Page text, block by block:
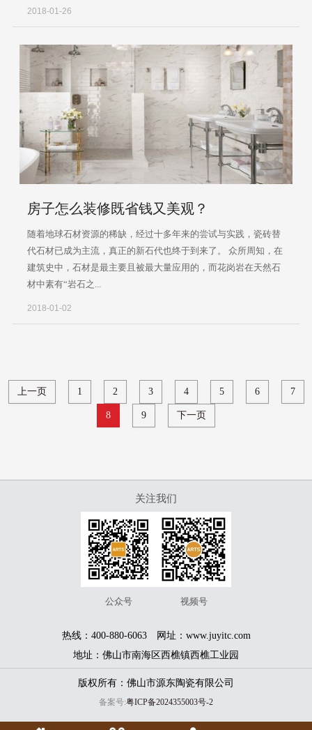
2018-01-26
房子怎么装修既省钱又美观？
随着地球石材资源的稀缺，经过十多年来的尝试与实践，瓷砖替
代石材已成为主流，真正的新石代也终于到来了。 众所周知，在
建筑史中，石材是最主要且被最大量应用的，而花岗岩在天然石
材中素有“岩石之...
2018-01-02
上一页 1 2 3 4 5 6 7
8 9 下一页
版权所有© 佛山市源东陶瓷有限公司 备案号：
技术支持：一七八广告
400-880-6063
关注我们
公众号 视频号
热线：400-880-6063 网址：www.juyitc.com
地址：佛山市南海区西樵镇西樵工业园
版权所有：佛山市源东陶瓷有限公司
备案号:粤ICP备2024355003号-2